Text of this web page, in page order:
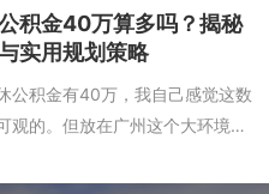
到单位的解除劳动合同证明。这
“非正常离职”，我的公积金...
积金40万算多吗？揭秘
实用规划策略
公积金有40万，我自己感觉这数
观的。但放在广州这个大环境
。我了解过，广州很多普通退休